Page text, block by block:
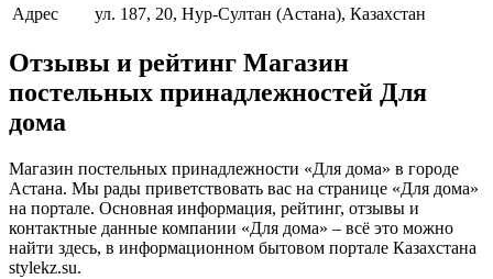
Адрес
ул. 187, 20, Нур-Султан (Астана), Казахстан
Отзывы и рейтинг Магазин
постельных принадлежностей Для
дома
Магазин постельных принадлежности «Для дома» в городе
Астана. Мы рады приветствовать вас на странице «Для дома»
на портале. Основная информация, рейтинг, отзывы и
контактные данные компании «Для дома» – всё это можно
найти здесь, в информационном бытовом портале Казахстана
stylekz.su.